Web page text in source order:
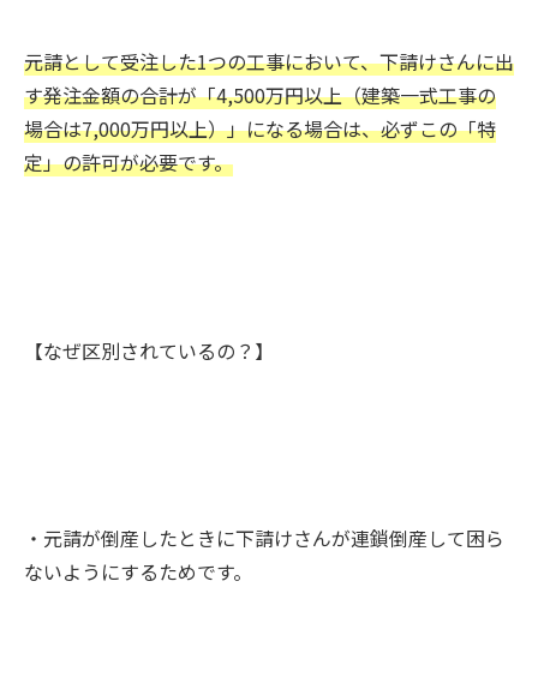
元請として受注した1つの工事において、下請けさんに出
す発注金額の合計が「4,500万円以上（建築一式工事の
場合は7,000万円以上）」になる場合は、必ずこの「特
定」の許可が必要です。
【なぜ区別されているの？】
・元請が倒産したときに下請けさんが連鎖倒産して困ら
ないようにするためです。